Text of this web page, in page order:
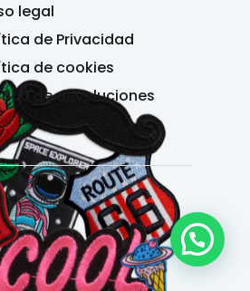
legal
de Privacidad
de cookies
de devoluciones